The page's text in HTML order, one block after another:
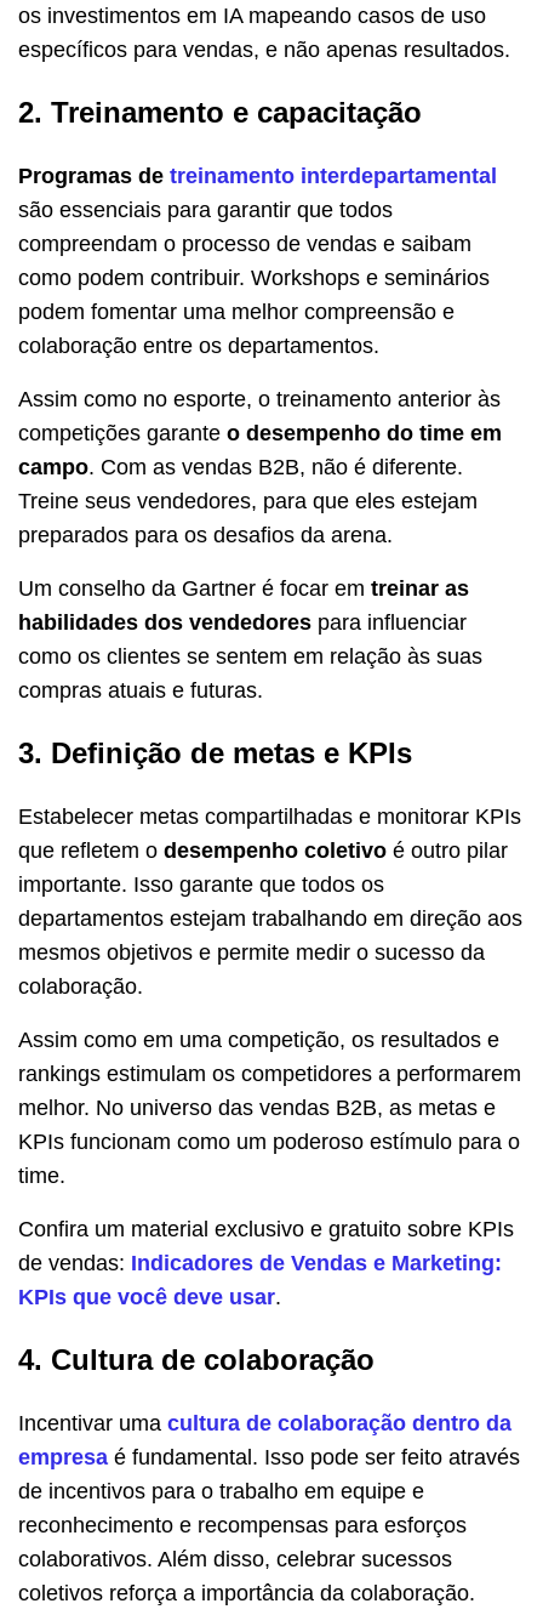
os investimentos em IA mapeando casos de uso
específicos para vendas, e não apenas resultados.
2. Treinamento e capacitação
Programas de treinamento interdepartamental
são essenciais para garantir que todos
compreendam o processo de vendas e saibam
como podem contribuir. Workshops e seminários
podem fomentar uma melhor compreensão e
colaboração entre os departamentos.
Assim como no esporte, o treinamento anterior às
competições garante o desempenho do time em
campo. Com as vendas B2B, não é diferente.
Treine seus vendedores, para que eles estejam
preparados para os desafios da arena.
Um conselho da Gartner é focar em treinar as
habilidades dos vendedores para influenciar
como os clientes se sentem em relação às suas
compras atuais e futuras.
3. Definição de metas e KPIs
Estabelecer metas compartilhadas e monitorar KPIs
que refletem o desempenho coletivo é outro pilar
importante. Isso garante que todos os
departamentos estejam trabalhando em direção aos
mesmos objetivos e permite medir o sucesso da
colaboração.
Assim como em uma competição, os resultados e
rankings estimulam os competidores a performarem
melhor. No universo das vendas B2B, as metas e
KPIs funcionam como um poderoso estímulo para o
time.
Confira um material exclusivo e gratuito sobre KPIs
de vendas: Indicadores de Vendas e Marketing:
KPIs que você deve usar.
4. Cultura de colaboração
Incentivar uma cultura de colaboração dentro da
empresa é fundamental. Isso pode ser feito através
de incentivos para o trabalho em equipe e
reconhecimento e recompensas para esforços
colaborativos. Além disso, celebrar sucessos
coletivos reforça a importância da colaboração.